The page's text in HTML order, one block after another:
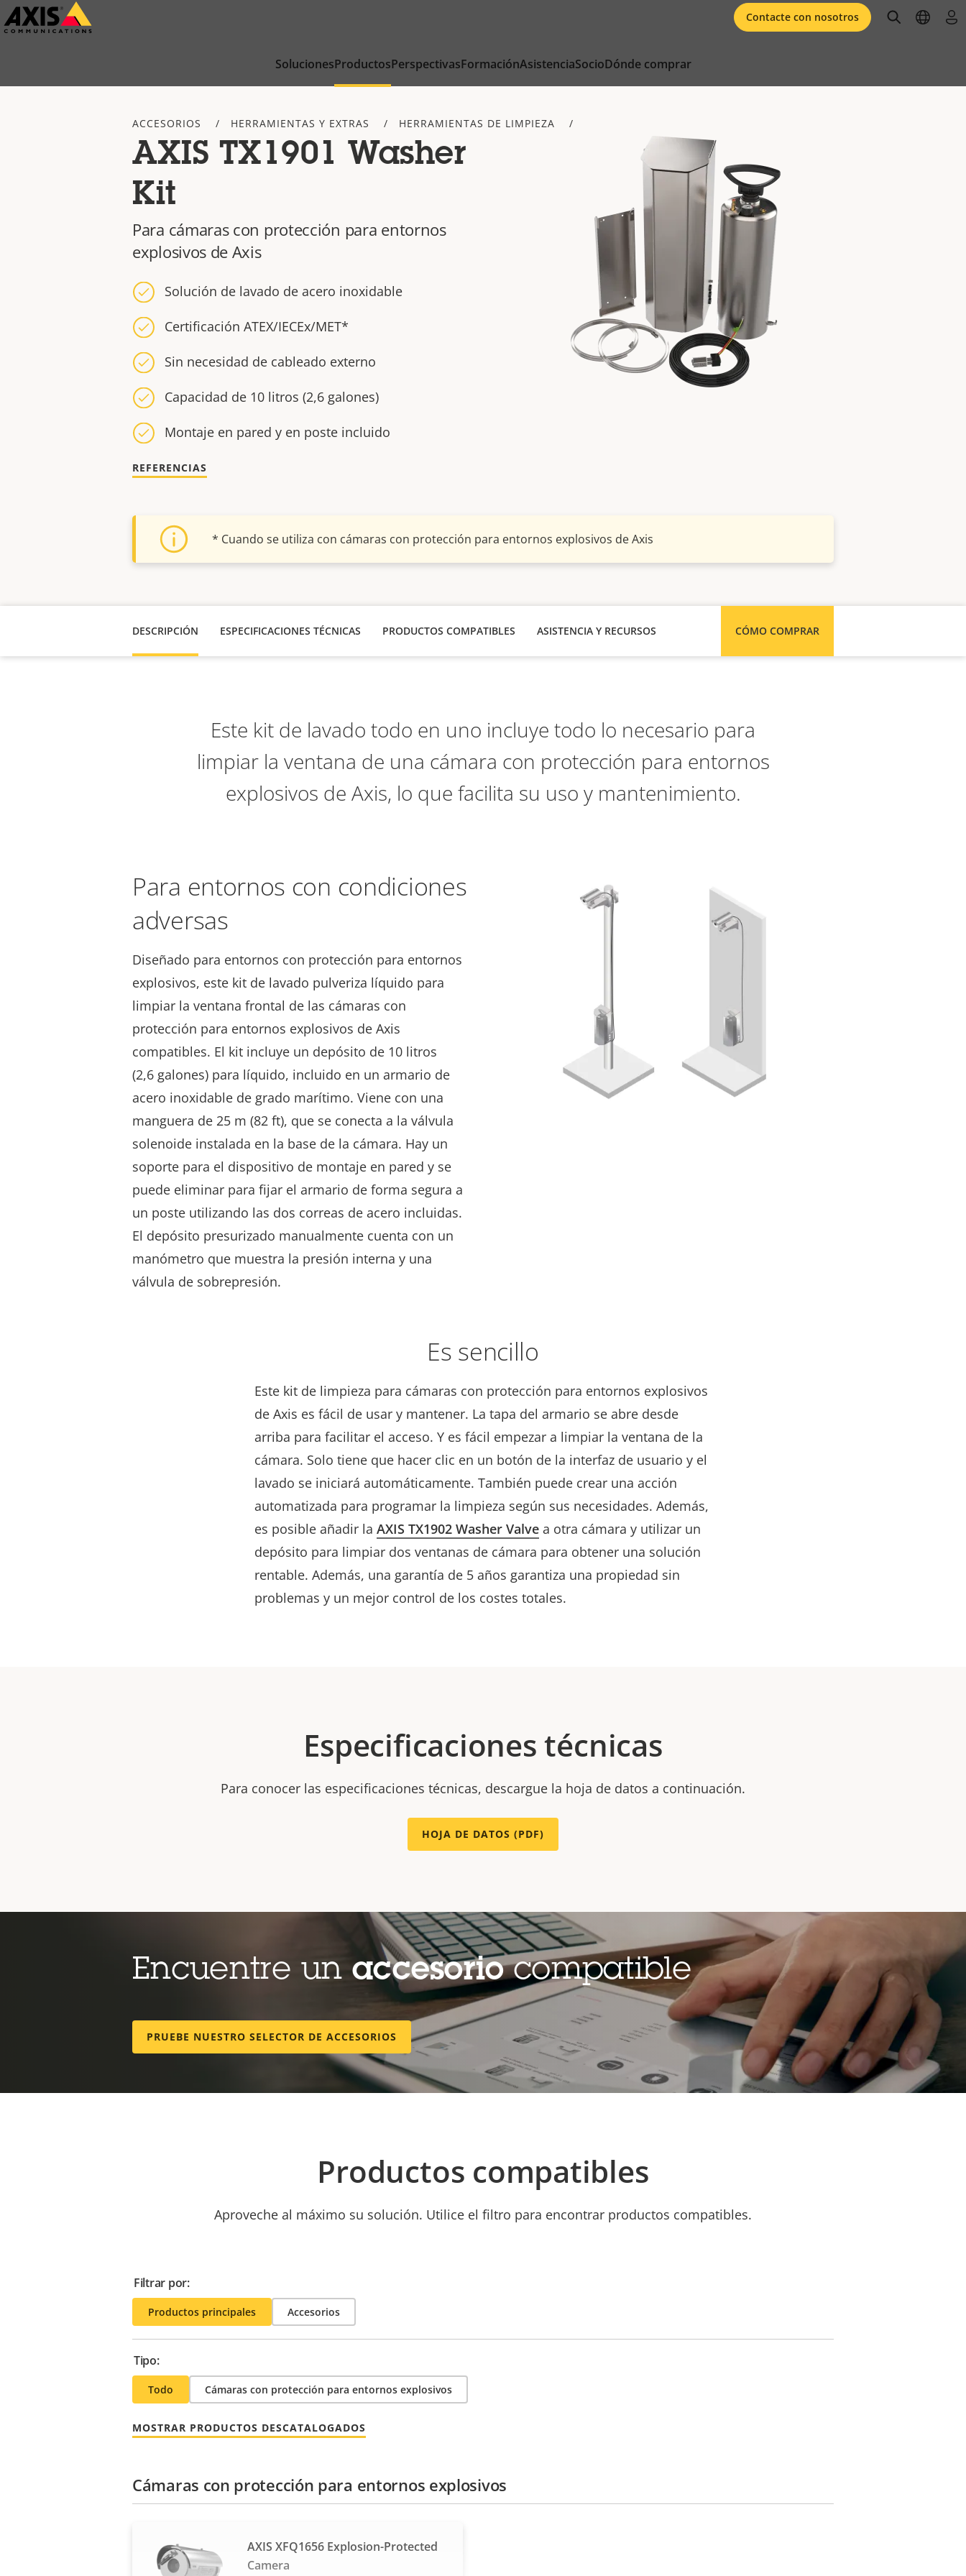
Saltar
al
SolucionesProductosPerspectivasFormaciónAsistenciaSocioDónde comprar
Contacte con nosotros openopen
ACCESORIOS HERRAMIENTAS Y EXTRAS HERRAMIENTAS DE LIMPIEZA
AXIS TX1901 Washer
Kit
Para cámaras con protección para entornos
explosivos de Axis
Solución de lavado de acero inoxidable
Certificación ATEX/IECEx/MET*
Sin necesidad de cableado externo
Capacidad de 10 litros (2,6 galones)
Montaje en pared y en poste incluido
REFERENCIAS
* Cuando se utiliza con cámaras con protección para entornos explosivos de Axis
DESCRIPCIÓN ESPECIFICACIONES TÉCNICAS PRODUCTOS COMPATIBLES CÓMO COMPRAR
ASISTENCIA Y RECURSOS
Este kit de lavado todo en uno incluye todo lo necesario para
limpiar la ventana de una cámara con protección para entornos
explosivos de Axis, lo que facilita su uso y mantenimiento.
Para entornos con condiciones
adversas
Diseñado para entornos con protección para entornos
explosivos, este kit de lavado pulveriza líquido para
limpiar la ventana frontal de las cámaras con
protección para entornos explosivos de Axis
compatibles. El kit incluye un depósito de 10 litros
(2,6 galones) para líquido, incluido en un armario de
acero inoxidable de grado marítimo. Viene con una
manguera de 25 m (82 ft), que se conecta a la válvula
solenoide instalada en la base de la cámara. Hay un
soporte para el dispositivo de montaje en pared y se
puede eliminar para fijar el armario de forma segura a
un poste utilizando las dos correas de acero incluidas.
El depósito presurizado manualmente cuenta con un
manómetro que muestra la presión interna y una
válvula de sobrepresión.
Es sencillo
Este kit de limpieza para cámaras con protección para entornos explosivos
de Axis es fácil de usar y mantener. La tapa del armario se abre desde
arriba para facilitar el acceso. Y es fácil empezar a limpiar la ventana de la
cámara. Solo tiene que hacer clic en un botón de la interfaz de usuario y el
lavado se iniciará automáticamente. También puede crear una acción
automatizada para programar la limpieza según sus necesidades. Además,
es posible añadir la AXIS TX1902 Washer Valve a otra cámara y utilizar un
depósito para limpiar dos ventanas de cámara para obtener una solución
rentable. Además, una garantía de 5 años garantiza una propiedad sin
problemas y un mejor control de los costes totales.
Especificaciones técnicas
Para conocer las especificaciones técnicas, descargue la hoja de datos a continuación.
HOJA DE DATOS (PDF)
Encuentre un accesoriocompatible
PRUEBE NUESTRO SELECTOR DE ACCESORIOS
Productos compatibles
Aproveche al máximo su solución. Utilice el filtro para encontrar productos compatibles.
Filtrar por:
Productos principales Accesorios
Tipo:
Todo Cámaras con protección para entornos explosivos
MOSTRAR PRODUCTOS DESCATALOGADOS
Cámaras con protección para entornos explosivos
AXIS XFQ1656 Explosion-Protected
Camera